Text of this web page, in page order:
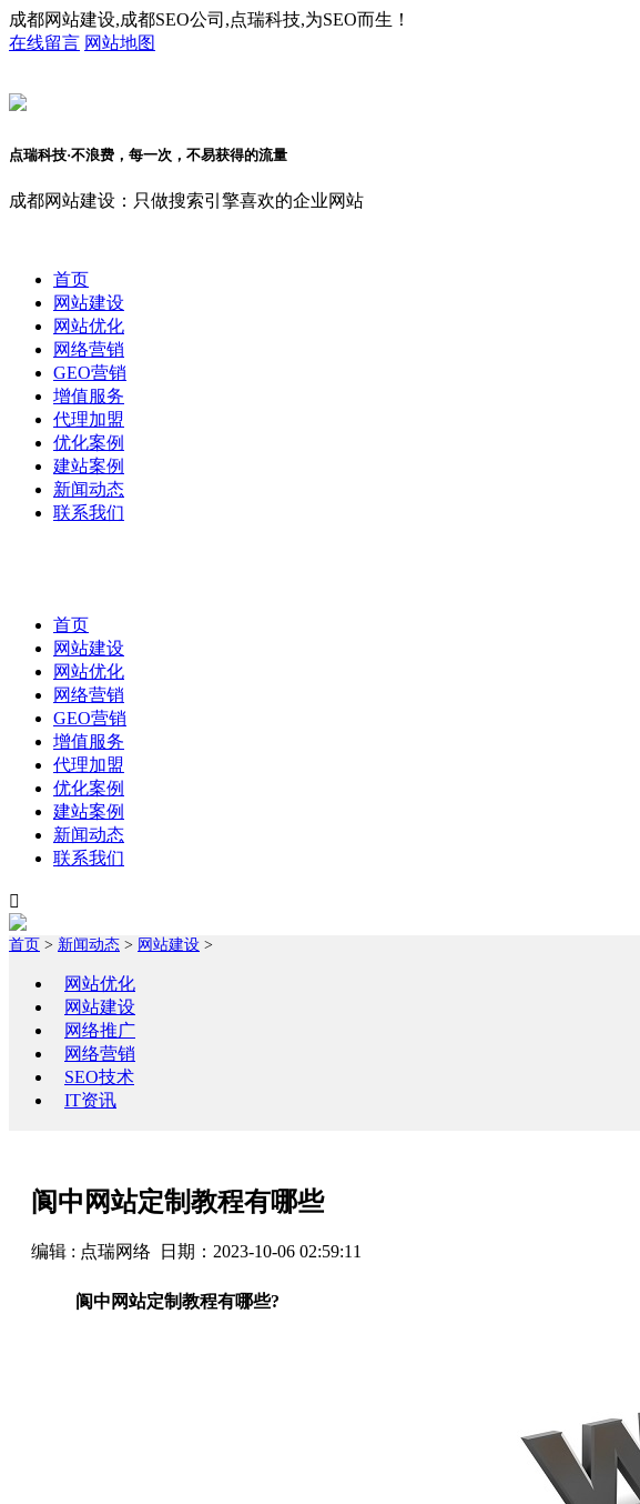
成都网站建设,成都SEO公司,点瑞科技,为SEO而生！
在线留言 网站地图
点瑞科技·不浪费，每一次，不易获得的流量
成都网站建设：只做搜索引擎喜欢的企业网站
首页
网站建设
网站优化
网络营销
GEO营销
增值服务
代理加盟
优化案例
建站案例
新闻动态
联系我们
首页
网站建设
网站优化
网络营销
GEO营销
增值服务
代理加盟
优化案例
建站案例
新闻动态
联系我们

首页 > 新闻动态 > 网站建设 >
网站优化
网站建设
网络推广
网络营销
SEO技术
IT资讯
阆中网站定制教程有哪些
编辑 : 点瑞网络 日期：2023-10-06 02:59:11
阆中网站定制教程有哪些?